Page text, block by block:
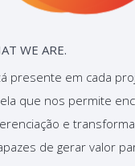
WE ARE.
presente em cada
ela que nos permite
e
de gerar valor